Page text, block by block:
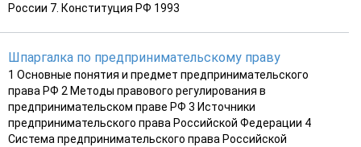
России 7. Конституция РФ 1993
Шпаргалка по предпринимательскому праву
1 Основные понятия и предмет предпринимательского
права РФ 2 Методы правового регулирования в
предпринимательском праве РФ 3 Источники
предпринимательского права Российской Федерации 4
Система предпринимательского права Российской